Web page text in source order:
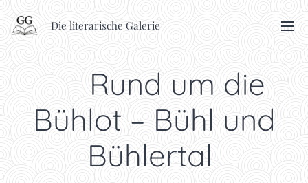
Die literarische Galerie
🥾 Rund um die
Bühlot – Bühl und
Bühlertal